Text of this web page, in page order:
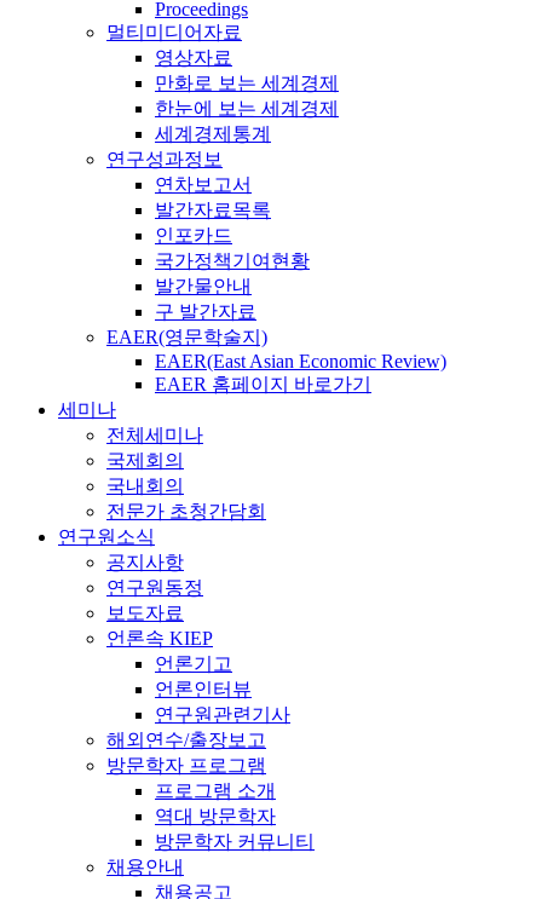
Proceedings
멀티미디어자료
영상자료
만화로 보는 세계경제
한눈에 보는 세계경제
세계경제통계
연구성과정보
연차보고서
발간자료목록
인포카드
국가정책기여현황
발간물안내
구 발간자료
EAER(영문학술지)
EAER(East Asian Economic Review)
EAER 홈페이지 바로가기
세미나
전체세미나
국제회의
국내회의
전문가 초청간담회
연구원소식
공지사항
연구원동정
보도자료
언론속 KIEP
언론기고
언론인터뷰
연구원관련기사
해외연수/출장보고
방문학자 프로그램
프로그램 소개
역대 방문학자
방문학자 커뮤니티
채용안내
채용공고